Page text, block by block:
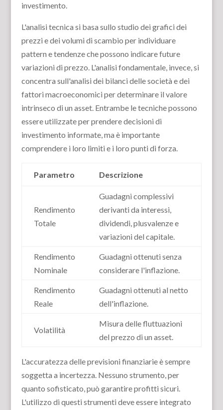
investimento.
L'analisi tecnica si basa sullo studio dei grafici dei
prezzi e dei volumi di scambio per individuare
pattern e tendenze che possono indicare future
variazioni di prezzo. L'analisi fondamentale, invece, si
concentra sull'analisi dei bilanci delle società e dei
fattori macroeconomici per determinare il valore
intrinseco di un asset. Entrambe le tecniche possono
essere utilizzate per prendere decisioni di
investimento informate, ma è importante
comprendere i loro limiti e i loro punti di forza.
Parametro Descrizione
Rendimento
Totale
Guadagni complessivi
derivanti da interessi,
dividendi, plusvalenze e
variazioni del capitale.
Rendimento
Nominale
Guadagni ottenuti senza
considerare l'inflazione.
Rendimento
Reale
Guadagni ottenuti al netto
dell'inflazione.
Volatilità
Misura delle fluttuazioni
del prezzo di un asset.
L'accuratezza delle previsioni finanziarie è sempre
soggetta a incertezza. Nessuno strumento, per
quanto sofisticato, può garantire profitti sicuri.
L'utilizzo di questi strumenti deve essere integrato